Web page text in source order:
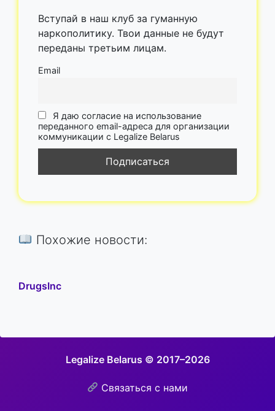
Вступай в наш клуб за гуманную
наркополитику. Твои данные не будут
переданы третьим лицам.
Email
Я даю согласие на использование
переданного email-адреса для организации
коммуникации с Legalize Belarus
Похожие новости:
DrugsInc
Legalize Belarus © 2017–2026
Связаться с нами